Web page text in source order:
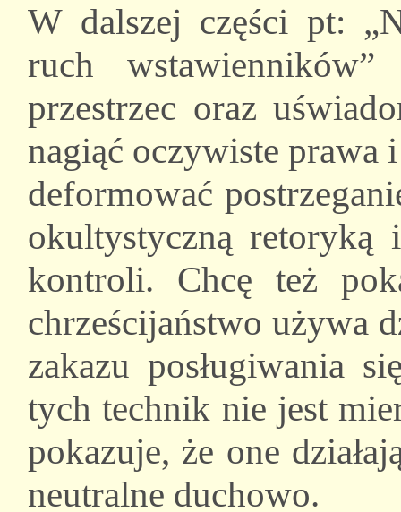
W dalszej części pt:
ruch wstawienników”
przestrzec oraz
nagiąć oczywiste
deformować
okultystyczną retoryką
kontroli. Chcę też
chrześcijaństwo używa
zakazu posługiwania
tych technik nie jest
pokazuje, że one
neutralne duchowo.